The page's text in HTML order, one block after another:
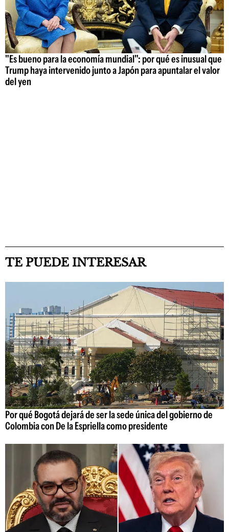
"Es bueno para la economía mundial": por qué es inusual que
Trump haya intervenido junto a Japón para apuntalar el valor
del yen
TE PUEDE INTERESAR
Por qué Bogotá dejará de ser la sede única del gobierno de
Colombia con De la Espriella como presidente